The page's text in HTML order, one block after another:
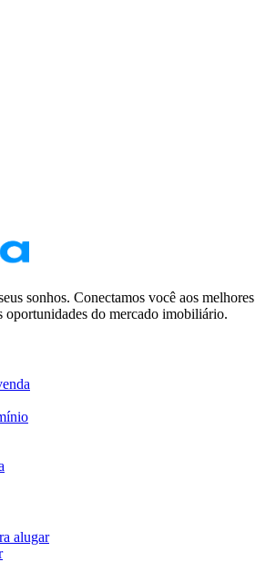
sonhos. Conectamos você aos melhores
oportunidades do mercado imobiliário.
alugar